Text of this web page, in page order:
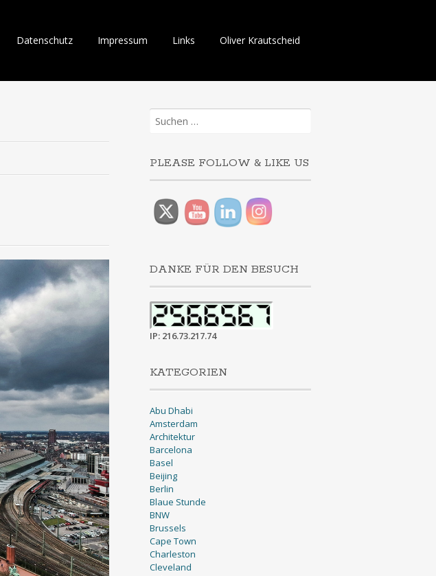
Datenschutz Impressum Links Oliver Krautscheid
Suchen
nach:
PLEASE FOLLOW & LIKE US
DANKE FÜR DEN BESUCH
IP: 216.73.217.74
KATEGORIEN
Abu Dhabi
Amsterdam
Architektur
Barcelona
Basel
Beijing
Berlin
Blaue Stunde
BNW
Brussels
Cape Town
Charleston
Cleveland